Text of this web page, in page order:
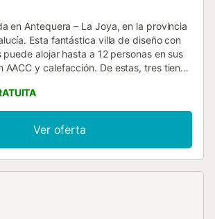
en Antequera – La Joya, en la provincia
Esta fantástica villa de diseño con
puede alojar hasta a 12 personas en sus
AACC y calefacción. De estas, tres tienen
una. La casa también cuenta con seis
dos con bañera y cuatro con plato de
salón comedor cuenta con una
independiente tiene todo lo que
a lo largo de sus vacaciones en
Ver oferta